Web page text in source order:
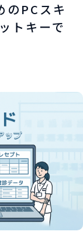
求
のPCスキ
トキーで